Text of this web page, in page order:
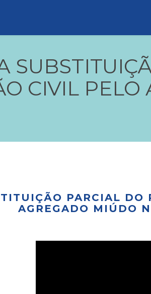
CIVIL
PARCIAL DO
AGREGADO MIÚDO